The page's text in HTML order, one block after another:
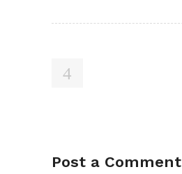
Post a Comment